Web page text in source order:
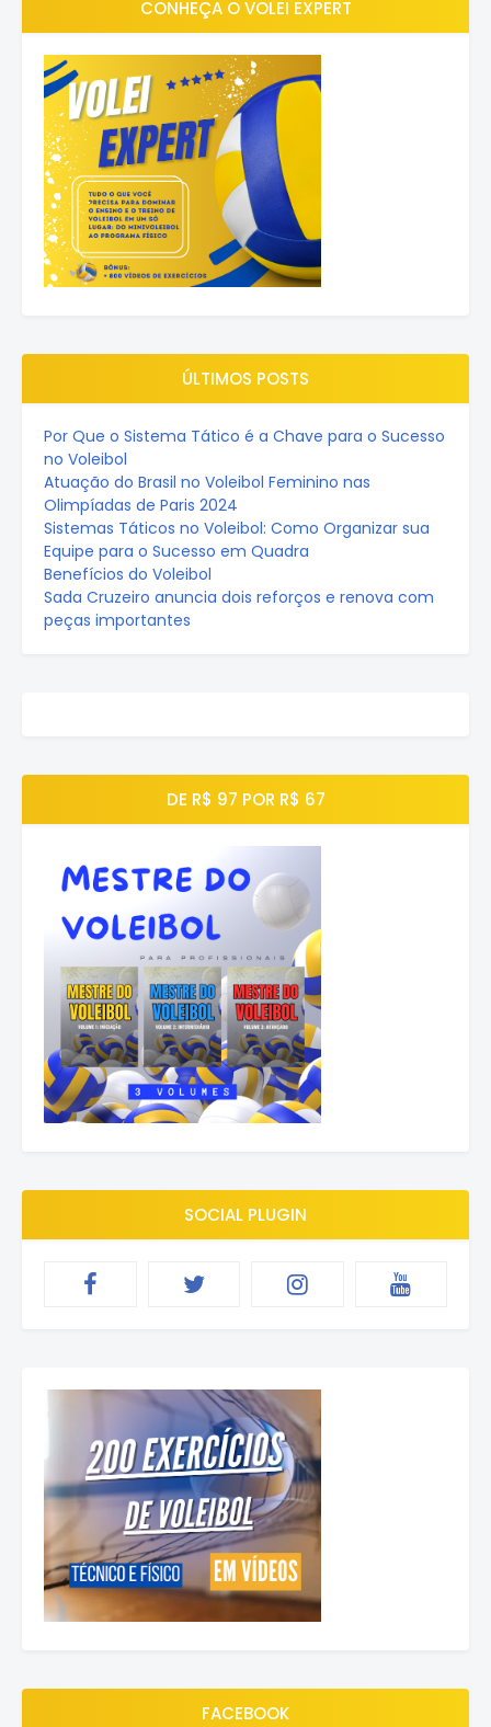
CONHEÇA O VOLEI EXPERT
ÚLTIMOS POSTS
Por Que o Sistema Tático é a Chave para o Sucesso
no Voleibol
Atuação do Brasil no Voleibol Feminino nas
Olimpíadas de Paris 2024
Sistemas Táticos no Voleibol: Como Organizar sua
Equipe para o Sucesso em Quadra
Benefícios do Voleibol
Sada Cruzeiro anuncia dois reforços e renova com
peças importantes
DE R$ 97 POR R$ 67
SOCIAL PLUGIN
FACEBOOK